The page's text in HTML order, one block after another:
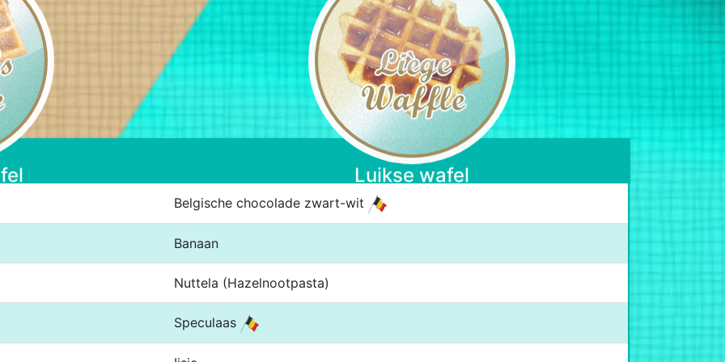
Luikse wafel
Belgische chocolade zwart-wit
Banaan
Nuttela (Hazelnootpasta)
Speculaas